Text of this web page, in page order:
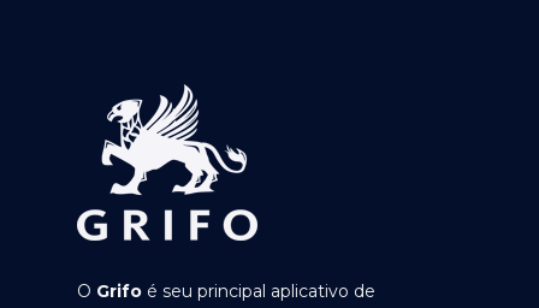
O Grifo é seu principal aplicativo de